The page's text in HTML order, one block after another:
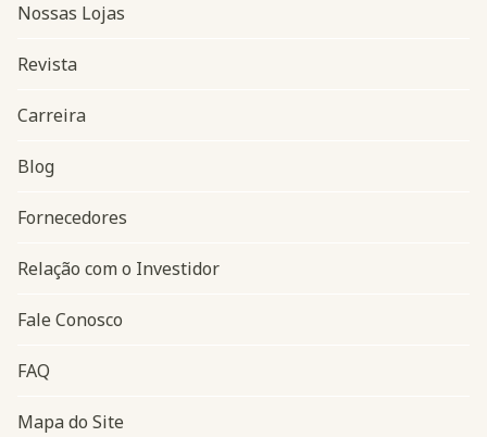
Navegação do rodapé
Nossas Lojas
Revista
Carreira
Blog
Fornecedores
Relação com o Investidor
Fale Conosco
FAQ
Mapa do Site